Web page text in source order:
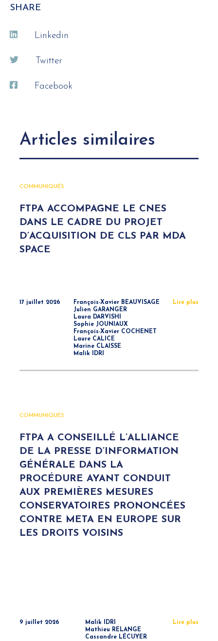
SHARE
Linkedin
Twitter
Facebook
Articles similaires
COMMUNIQUÉS
FTPA ACCOMPAGNE LE CNES
DANS LE CADRE DU PROJET
D’ACQUISITION DE CLS PAR MDA
SPACE
17 juillet 2026
François-Xavier BEAUVISAGE
Julien GARANGER
Laura DARVISHI
Sophie JOUNIAUX
François-Xavier COCHENET
Laure CALICE
Marine CLAISSE
Malik IDRI
Lire plus
COMMUNIQUÉS
FTPA A CONSEILLÉ L’ALLIANCE
DE LA PRESSE D’INFORMATION
GÉNÉRALE DANS LA
PROCÉDURE AYANT CONDUIT
AUX PREMIÈRES MESURES
CONSERVATOIRES PRONONCÉES
CONTRE META EN EUROPE SUR
LES DROITS VOISINS
9 juillet 2026
Malik IDRI
Mathieu RELANGE
Cassandre LÉCUYER
Lire plus